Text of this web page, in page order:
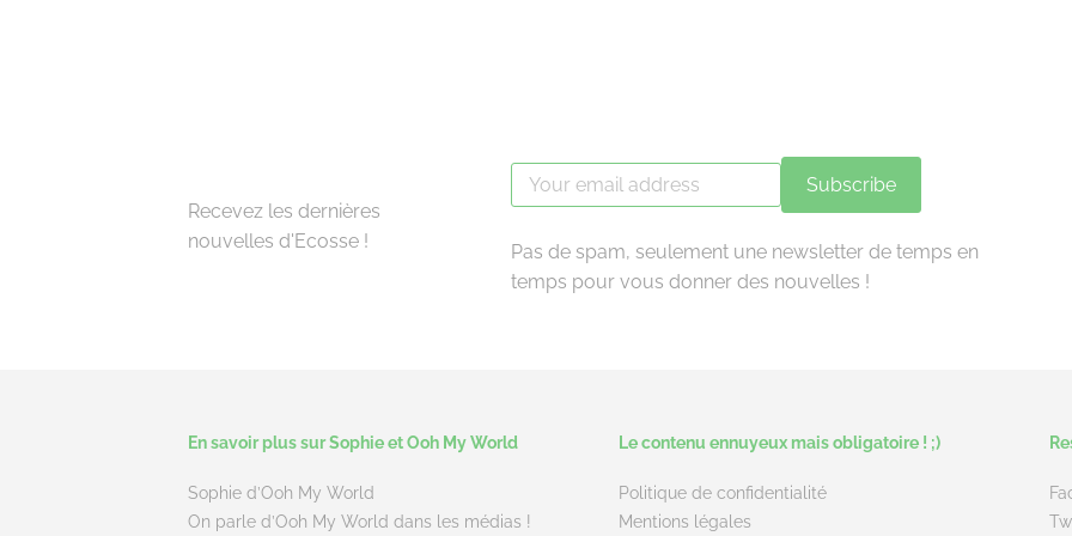
Recevez les dernières
nouvelles d'Ecosse !
Subscribe
Pas de spam, seulement une newsletter de temps en
temps pour vous donner des nouvelles !
En savoir plus sur Sophie et Ooh My World
Sophie d’Ooh My World
On parle d’Ooh My World dans les médias !
Le contenu ennuyeux mais obligatoire ! ;)
Politique de confidentialité
Mentions légales